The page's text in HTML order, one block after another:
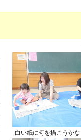
白い紙に何を描こうかな